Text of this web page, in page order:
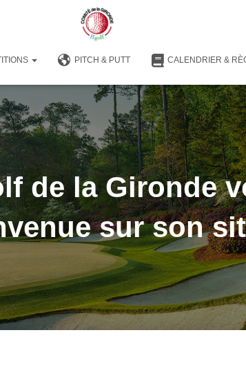
PITCH & PUTT CALENDRIER &
de la Gironde
sur son